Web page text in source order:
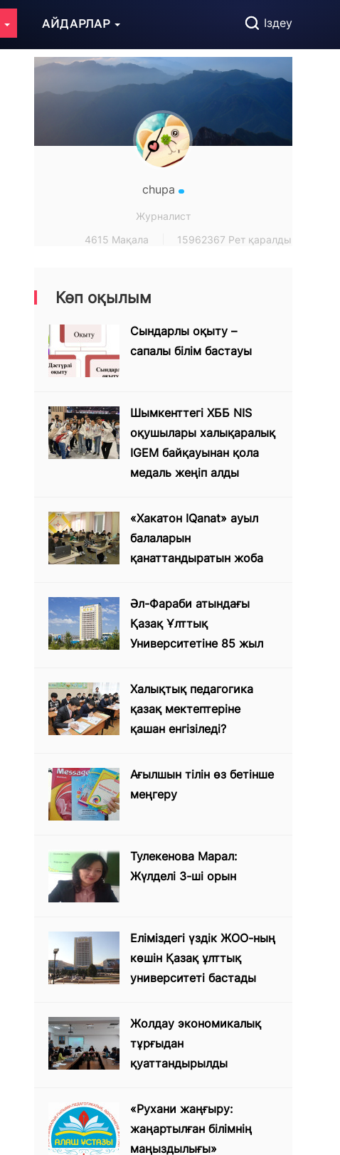
АЙДАРЛАР Іздеу
chupa
Журналист
4615 Мақала
15962367 Рет қаралды
Көп оқылым
Сындарлы оқыту –
сапалы білім бастауы
Шымкенттегі ХББ NIS
оқушылары халықаралық
IGEM байқауынан қола
медаль жеңіп алды
«Хакатон IQanat» ауыл
балаларын
қанаттандыратын жоба
Әл-Фараби атындағы
Қазақ Ұлттық
Университетіне 85 жыл
Халықтық педагогика
қазақ мектептеріне
қашан енгізіледі?
Ағылшын тілін өз бетінше
меңгеру
Тулекенова Марал:
Жүлделі 3-ші орын
Еліміздегі үздік ЖОО-ның
көшін Қазақ ұлттық
университеті бастады
Жолдау экономикалық
тұрғыдан
қуаттандырылды
«Рухани жаңғыру:
жаңартылған білімнің
маңыздылығы»